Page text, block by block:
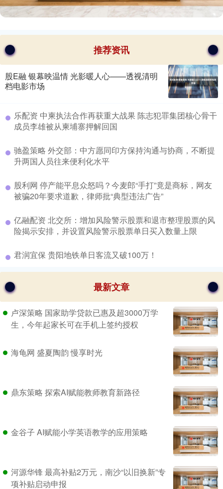
推荐资讯
股E融 银幕映温情 光影暖人心——透视清明
档电影市场
​乐配资 中柬执法合作再获重大战果 陈志犯罪集团核心骨干
成员李雄被从柬埔寨押解回国
​驰盈策略 外交部：中方愿同印方保持沟通与协商，不断提
升两国人员往来便利化水平
​股利网 停产能平息众怒吗？今麦郎“手打”竟是商标，网友
被骗20年要求道歉，律师批“典型违法广告”
​亿融配资 北交所：增加风险警示股票和退市整理股票的风
险揭示安排，并设置风险警示股票单日买入数量上限
​君润宜保 贵阳地铁单日客流又破100万！
最新文章
卢深策略 国家助学贷款已惠及超3000万学
生，今年起家长可在手机上签约授权
海龟网 盛夏陶韵 慢享时光
鼎东策略 探索AI赋能教师教育新路径
金谷子 AI赋能小学英语教学的应用策略
河源华锋 最高补贴2万元，南沙“以旧换新”专
项补贴启动申报